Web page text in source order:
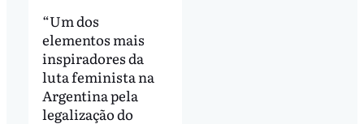
“Um dos
elementos mais
inspiradores da
luta feminista na
Argentina pela
legalização do